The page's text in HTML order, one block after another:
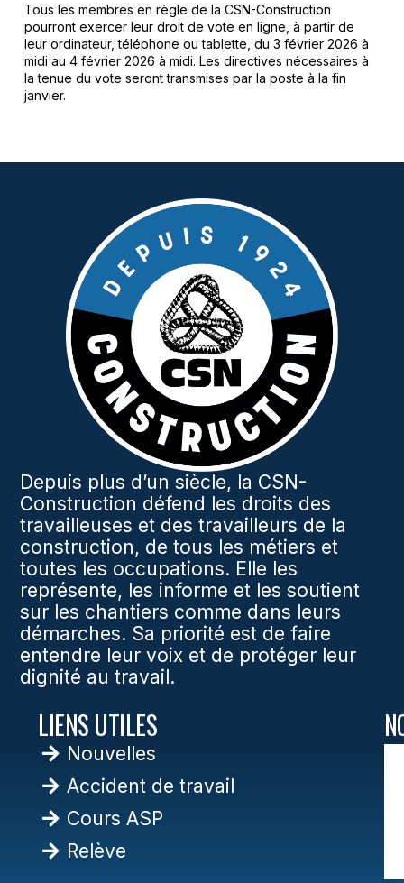
Tous les membres en règle de la CSN-Construction
pourront exercer leur droit de vote en ligne, à partir de
leur ordinateur, téléphone ou tablette, du 3 février 2026 à
midi au 4 février 2026 à midi. Les directives nécessaires à
la tenue du vote seront transmises par la poste à la fin
janvier.
Depuis plus d’un siècle, la CSN-
Construction défend les droits des
travailleuses et des travailleurs de la
construction, de tous les métiers et
toutes les occupations. Elle les
représente, les informe et les soutient
sur les chantiers comme dans leurs
démarches. Sa priorité est de faire
entendre leur voix et de protéger leur
dignité au travail.
LIENS UTILES
Nouvelles
Accident de travail
Cours ASP
Relève